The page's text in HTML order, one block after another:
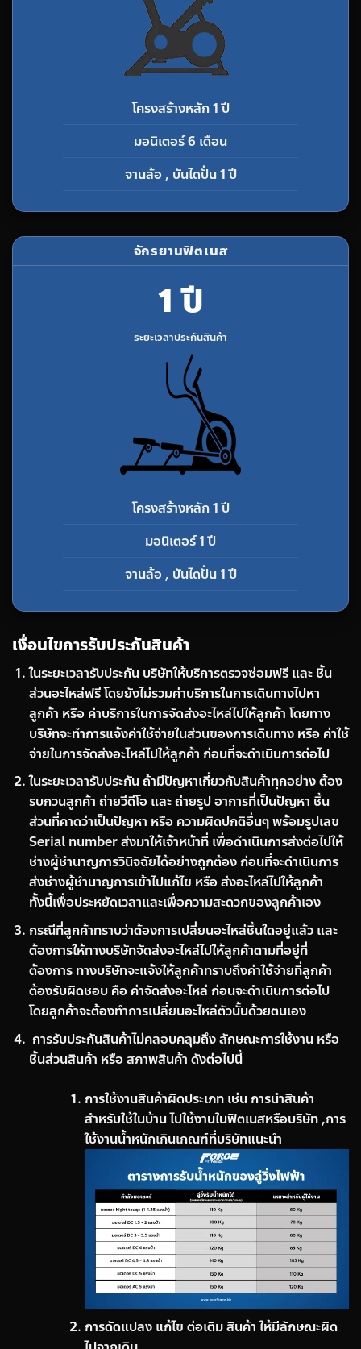
โครงสร้างหลัก 1 ปี
มอนิเตอร์ 6 เดือน
จานล้อ , บันไดปั่น 1 ปี
จักรยานฟิตเนส
1 ปี
ระยะเวลาประกันสินค้า
โครงสร้างหลัก 1 ปี
มอนิเตอร์ 1 ปี
จานล้อ , บันไดปั่น 1 ปี
เงื่อนไขการรับประกันสินค้า
ในระยะเวลารับประกัน บริษัทให้บริการตรวจซ่อมฟรี และ ชิ้น
ส่วนอะไหล่ฟรี โดยยังไม่รวมค่าบริการในการเดินทางไปหา
ลูกค้า หรือ ค่าบริการในการจัดส่งอะไหล่ไปให้ลูกค้า โดยทาง
บริษัทจะทำการแจ้งค่าใช้จ่ายในส่วนของการเดินทาง หรือ ค่าใช้
จ่ายในการจัดส่งอะไหล่ไปให้ลูกค้า ก่อนที่จะดำเนินการต่อไป
ในระยะเวลารับประกัน ถ้ามีปัญหาเกี่ยวกับสินค้าทุกอย่าง ต้อง
รบกวนลูกค้า ถ่ายวีดีโอ และ ถ่ายรูป อาการที่เป็นปัญหา ชิ้น
ส่วนที่คาดว่าเป็นปัญหา หรือ ความผิดปกติอื่นๆ พร้อมรูปเลข
Serial number ส่งมาให้เจ้าหน้าที่ เพื่อดำเนินการส่งต่อไปให้
ช่างผู้ชำนาญการวินิจฉัยได้อย่างถูกต้อง ก่อนที่จะดำเนินการ
ส่งช่างผู้ชำนาญการเข้าไปแก้ไข หรือ ส่งอะไหล่ไปให้ลูกค้า
ทั้งนี้เพื่อประหยัดเวลาและเพื่อความสะดวกของลูกค้าเอง
กรณีที่ลูกค้าทราบว่าต้องการเปลี่ยนอะไหล่ชิ้นใดอยู่แล้ว และ
ต้องการให้ทางบริษัทจัดส่งอะไหล่ไปให้ลูกค้าตามที่อยู่ที่
ต้องการ ทางบริษัทจะแจ้งให้ลูกค้าทราบถึงค่าใช้จ่ายที่ลูกค้า
ต้องรับผิดชอบ คือ ค่าจัดส่งอะไหล่ ก่อนจะดำเนินการต่อไป
โดยลูกค้าจะต้องทำการเปลี่ยนอะไหล่ตัวนั้นด้วยตนเอง
การรับประกันสินค้าไม่คลอบคลุมถึง ลักษณะการใช้งาน หรือ
ชิ้นส่วนสินค้า หรือ สภาพสินค้า ดังต่อไปนี้
การใช้งานสินค้าผิดประเภท เช่น การนำสินค้า
สำหรับใช้ในบ้าน ไปใช้งานในฟิตเนสหรือบริษัท ,การ
ใช้งานน้ำหนักเกินเกณฑ์ที่บริษัทแนะนำ
การดัดแปลง แก้ไข ต่อเติม สินค้า ให้มีลักษณะผิด